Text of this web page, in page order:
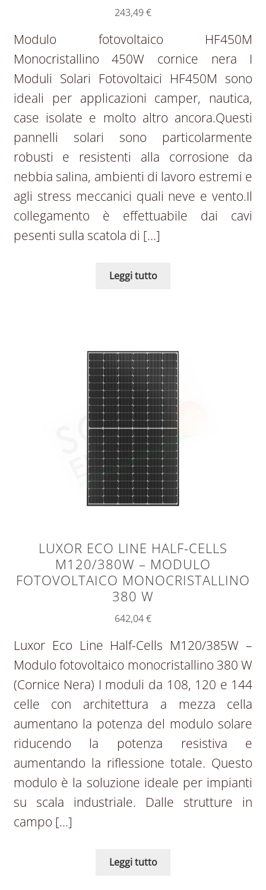
243,49€
Modulo fotovoltaico HF450M
Monocristallino 450W cornice nera I
Moduli Solari Fotovoltaici HF450M sono
ideali per applicazioni camper, nautica,
case isolate e molto altro ancora.Questi
pannelli solari sono particolarmente
robusti e resistenti alla corrosione da
nebbia salina, ambienti di lavoro estremi e
agli stress meccanici quali neve e vento.Il
collegamento è effettuabile dai cavi
pesenti sulla scatola di […]
Leggi tutto
LUXOR ECO LINE HALF-CELLS
M120/380W – MODULO
FOTOVOLTAICO MONOCRISTALLINO
380 W
642,04€
Luxor Eco Line Half-Cells M120/385W –
Modulo fotovoltaico monocristallino 380 W
(Cornice Nera) I moduli da 108, 120 e 144
celle con architettura a mezza cella
aumentano la potenza del modulo solare
riducendo la potenza resistiva e
aumentando la riflessione totale. Questo
modulo è la soluzione ideale per impianti
su scala industriale. Dalle strutture in
campo […]
Leggi tutto